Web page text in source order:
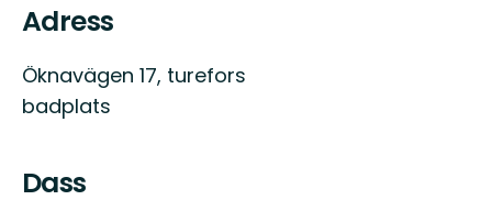
Adress
Öknavägen 17, turefors
badplats
Dass